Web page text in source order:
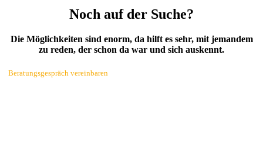
Noch auf der Suche?
Die Möglichkeiten sind enorm, da hilft es sehr, mit jemandem
zu reden, der schon da war und sich auskennt.
Beratungsgespräch vereinbaren